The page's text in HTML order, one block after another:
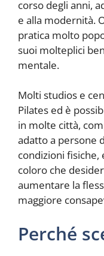
corso degli anni,
e alla modernità.
pratica molto
suoi molteplici
mentale.
Molti studios e
Pilates ed è
in molte città,
adatto a persone
condizioni
coloro che
aumentare la
maggiore
Perché